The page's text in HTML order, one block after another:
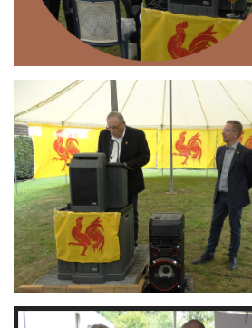
Branding
ARMCHAIR
Branding